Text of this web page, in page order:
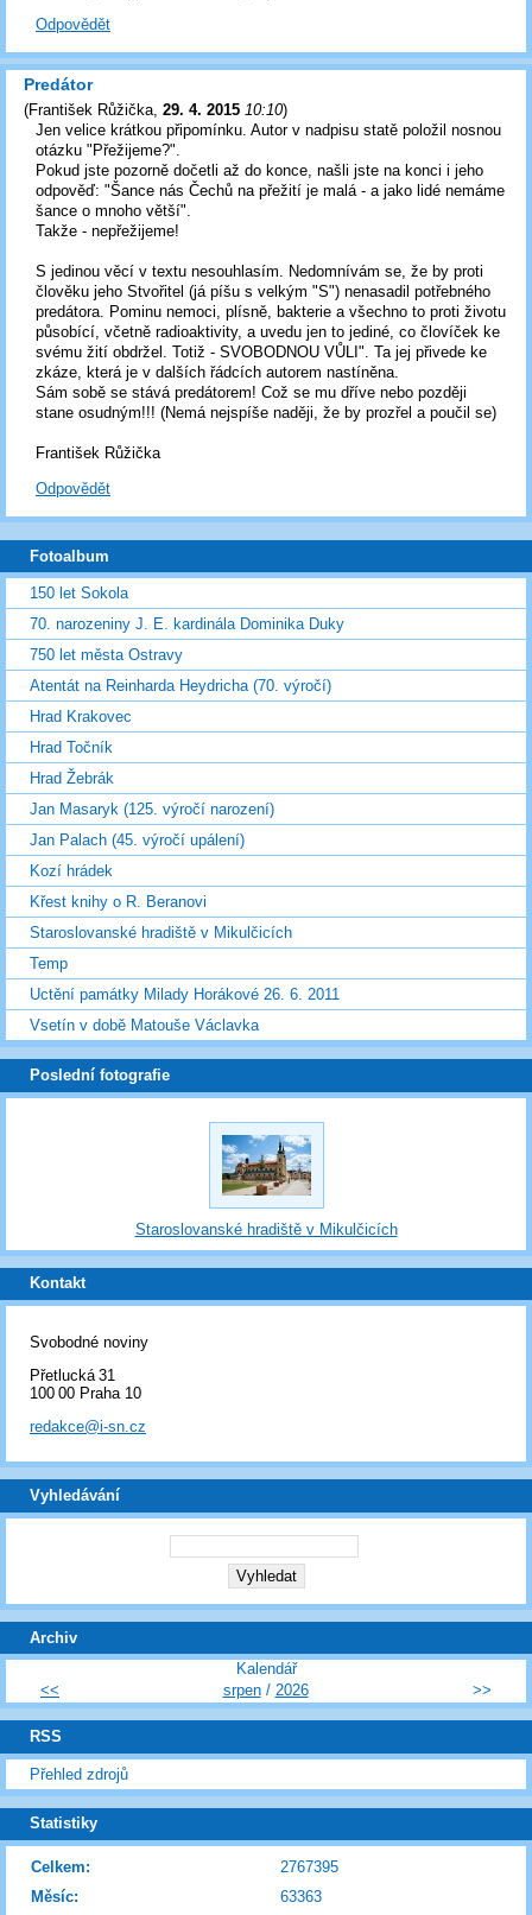
Odpovědět
Predátor
(František Růžička, 29. 4. 2015 10:10)
Jen velice krátkou připomínku. Autor v nadpisu statě položil nosnou
otázku "Přežijeme?".
Pokud jste pozorně dočetli až do konce, našli jste na konci i jeho
odpověď: "Šance nás Čechů na přežití je malá - a jako lidé nemáme
šance o mnoho větší".
Takže - nepřežijeme!
S jedinou věcí v textu nesouhlasím. Nedomnívám se, že by proti
člověku jeho Stvořitel (já píšu s velkým "S") nenasadil potřebného
predátora. Pominu nemoci, plísně, bakterie a všechno to proti životu
působící, včetně radioaktivity, a uvedu jen to jediné, co človíček ke
svému žití obdržel. Totiž - SVOBODNOU VŮLI". Ta jej přivede ke
zkáze, která je v dalších řádcích autorem nastíněna.
Sám sobě se stává predátorem! Což se mu dříve nebo později
stane osudným!!! (Nemá nejspíše naději, že by prozřel a poučil se)
František Růžička
Odpovědět
Fotoalbum
150 let Sokola
70. narozeniny J. E. kardinála Dominika Duky
750 let města Ostravy
Atentát na Reinharda Heydricha (70. výročí)
Hrad Krakovec
Hrad Točník
Hrad Žebrák
Jan Masaryk (125. výročí narození)
Jan Palach (45. výročí upálení)
Kozí hrádek
Křest knihy o R. Beranovi
Staroslovanské hradiště v Mikulčicích
Temp
Uctění památky Milady Horákové 26. 6. 2011
Vsetín v době Matouše Václavka
Poslední fotografie
Staroslovanské hradiště v Mikulčicích
Kontakt
Svobodné noviny
Přetlucká 31
100 00 Praha 10
redakce@i-sn.cz
Vyhledávání
Archiv
Kalendář
<<
srpen/ 2026 >>
RSS
Přehled zdrojů
Statistiky
Celkem:
2767395
Měsíc:
63363